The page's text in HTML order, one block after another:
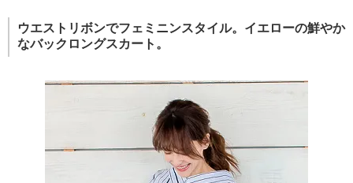
ウエストリボンでフェミニンスタイル。イエローの鮮やか
なバックロングスカート。